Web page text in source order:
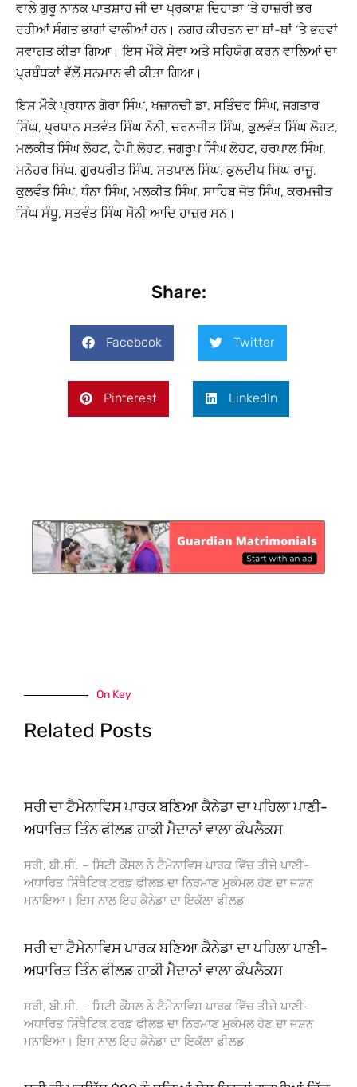
ਵਾਲੇ ਗੁੁਰੂ ਨਾਨਕ ਪਾਤਸ਼ਾਹ ਜੀ ਦਾ ਪ੍ਰਕਾਸ਼ ਦਿਹਾੜਾ ‘ਤੇ ਹਾਜ਼ਰੀ ਭਰ
ਰਹੀਆਂ ਸੰਗਤ ਭਾਗਾਂ ਵਾਲੀਆਂ ਹਨ। ਨਗਰ ਕੀਰਤਨ ਦਾ ਥਾਂ-ਥਾਂ ‘ਤੇ ਭਰਵਾਂ
ਸਵਾਗਤ ਕੀਤਾ ਗਿਆ। ਇਸ ਮੌਕੇ ਸੇਵਾ ਅਤੇ ਸਹਿਯੋਗ ਕਰਨ ਵਾਲਿਆਂ ਦਾ
ਪ੍ਰਬੰਧਕਾਂ ਵੱਲੋਂ ਸਨਮਾਨ ਵੀ ਕੀਤਾ ਗਿਆ।
ਇਸ ਮੌਕੇ ਪ੍ਰਧਾਨ ਗੋਰਾ ਸਿੰਘ, ਖਜ਼ਾਨਚੀ ਡਾ. ਸਤਿੰਦਰ ਸਿੰਘ, ਜਗਤਾਰ
ਸਿੰਘ, ਪ੍ਰਧਾਨ ਸਤਵੰਤ ਸਿੰਘ ਨੋਨੀ, ਚਰਨਜੀਤ ਸਿੰਘ, ਕੁੁਲਵੰਤ ਸਿੰਘ ਲੋਹਟ,
ਮਲਕੀਤ ਸਿੰਘ ਲੋਹਟ, ਹੈਪੀ ਲੋਹਟ, ਜਗਰੂਪ ਸਿੰਘ ਲੋਹਟ, ਹਰਪਾਲ ਸਿੰਘ,
ਮਨੋਹਰ ਸਿੰਘ, ਗੁੁਰਪਰੀਤ ਸਿੰਘ, ਸਤਪਾਲ ਸਿੰਘ, ਕੁੁਲਦੀਪ ਸਿੰਘ ਰਾਜੂ,
ਕੁੁਲਵੰਤ ਸਿੰਘ, ਧੰਨਾ ਸਿੰਘ, ਮਲਕੀਤ ਸਿੰਘ, ਸਾਹਿਬ ਜੋਤ ਸਿੰਘ, ਕਰਮਜੀਤ
ਸਿੰਘ ਸੰਧੂ, ਸਤਵੰਤ ਸਿੰਘ ਸੋਨੀ ਆਦਿ ਹਾਜ਼ਰ ਸਨ।
Share:
Facebook Twitter
Pinterest LinkedIn
On Key
Related Posts
ਸਰੀ ਦਾ ਟੈਮੇਨਾਵਿਸ ਪਾਰਕ ਬਣਿਆ ਕੈਨੇਡਾ ਦਾ ਪਹਿਲਾ ਪਾਣੀ-
ਅਧਾਰਿਤ ਤਿੰਨ ਫੀਲਡ ਹਾਕੀ ਮੈਦਾਨਾਂ ਵਾਲਾ ਕੰਪਲੈਕਸ
ਸਰੀ, ਬੀ.ਸੀ. – ਸਿਟੀ ਕੌਂਸਲ ਨੇ ਟੈਮੇਨਾਵਿਸ ਪਾਰਕ ਵਿੱਚ ਤੀਜੇ ਪਾਣੀ-
ਅਧਾਰਿਤ ਸਿੰਥੈਟਿਕ ਟਰਫ਼ ਫੀਲਡ ਦਾ ਨਿਰਮਾਣ ਮੁਕੰਮਲ ਹੋਣ ਦਾ ਜਸ਼ਨ
ਮਨਾਇਆ। ਇਸ ਨਾਲ ਇਹ ਕੈਨੇਡਾ ਦਾ ਇਕੱਲਾ ਫੀਲਡ
ਸਰੀ ਦਾ ਟੈਮੇਨਾਵਿਸ ਪਾਰਕ ਬਣਿਆ ਕੈਨੇਡਾ ਦਾ ਪਹਿਲਾ ਪਾਣੀ-
ਅਧਾਰਿਤ ਤਿੰਨ ਫੀਲਡ ਹਾਕੀ ਮੈਦਾਨਾਂ ਵਾਲਾ ਕੰਪਲੈਕਸ
ਸਰੀ, ਬੀ.ਸੀ. – ਸਿਟੀ ਕੌਂਸਲ ਨੇ ਟੈਮੇਨਾਵਿਸ ਪਾਰਕ ਵਿੱਚ ਤੀਜੇ ਪਾਣੀ-
ਅਧਾਰਿਤ ਸਿੰਥੈਟਿਕ ਟਰਫ਼ ਫੀਲਡ ਦਾ ਨਿਰਮਾਣ ਮੁਕੰਮਲ ਹੋਣ ਦਾ ਜਸ਼ਨ
ਮਨਾਇਆ। ਇਸ ਨਾਲ ਇਹ ਕੈਨੇਡਾ ਦਾ ਇਕੱਲਾ ਫੀਲਡ